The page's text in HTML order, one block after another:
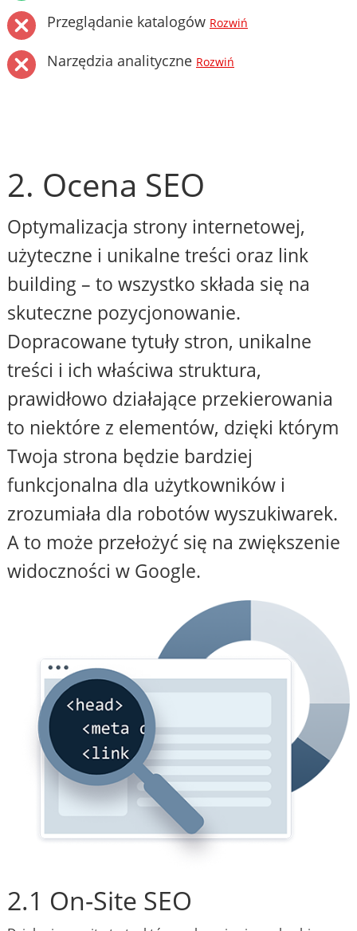
Przeglądanie katalogów Rozwiń
Narzędzia analityczne Rozwiń
2. Ocena SEO
Optymalizacja strony internetowej,
użyteczne i unikalne treści oraz link
building – to wszystko składa się na
skuteczne pozycjonowanie.
Dopracowane tytuły stron, unikalne
treści i ich właściwa struktura,
prawidłowo działające przekierowania
to niektóre z elementów, dzięki którym
Twoja strona będzie bardziej
funkcjonalna dla użytkowników i
zrozumiała dla robotów wyszukiwarek.
A to może przełożyć się na zwiększenie
widoczności w Google.
2.1 On-Site SEO